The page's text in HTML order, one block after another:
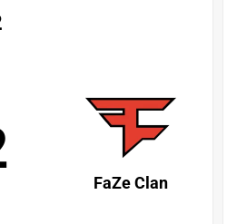
FaZe Clan